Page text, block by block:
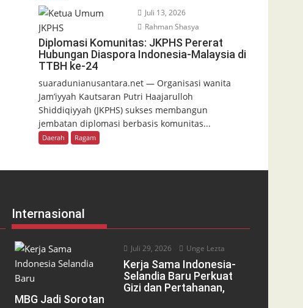
Juli 13, 2026
Rahman Shasya
Diplomasi Komunitas: JKPHS Pererat
Hubungan Diaspora Indonesia-Malaysia di
TTBH ke-24
suaradunianusantara.net — Organisasi wanita
Jam’iyyah Kautsaran Putri Haajarulloh
Shiddiqiyyah (JKPHS) sukses membangun
jembatan diplomasi berbasis komunitas...
Daerah Ragam
Internasional
Juli 29, 2026 Unge Lezta
Kerja Sama Indonesia-
Selandia Baru Perkuat
Gizi dan Pertahanan,
MBG Jadi Sorotan